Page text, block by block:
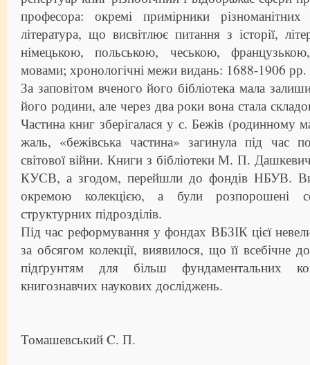
професора: окремі примірники
література, що висвітлює питання з історії,
німецькою, польською, чеською,
мовами; хронологічні межи видань: 1688-1906 рр.
За заповітом вченого його бібліотека мала
його родини, але через два роки вона стала
Частина книг зберігалася у с. Бежів (родинному
жаль, «бежівська частина» загинула під час
світової війни. Книги з бібліотеки М. П.
КУСВ, а згодом, перейшли до фондів НБУВ.
окремою колекцією, а були розпорошені
структурних підрозділів.
Під час реформування у фондах ВБЗІК цієї
за обсягом колекції, виявилося, що її всебічне
підґрунтям для більш фундаментальних
книгознавчих наукових досліджень.
Томашевський C. П.